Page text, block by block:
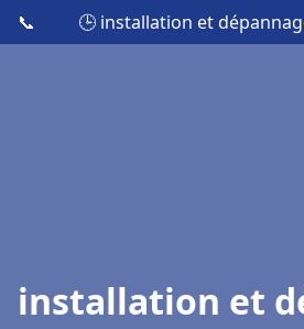
📞 🕒 installation et
installation et